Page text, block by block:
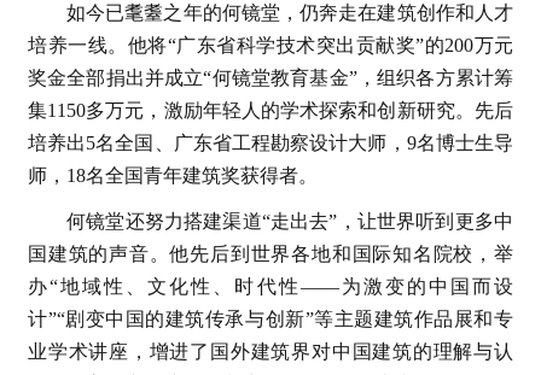
如今已耄耋之年的何镜堂，仍奔走在建筑创作和人才
培养一线。他将“广东省科学技术突出贡献奖”的200万元
奖金全部捐出并成立“何镜堂教育基金”，组织各方累计筹
集1150多万元，激励年轻人的学术探索和创新研究。先后
培养出5名全国、广东省工程勘察设计大师，9名博士生导
师，18名全国青年建筑奖获得者。
何镜堂还努力搭建渠道“走出去”，让世界听到更多中
国建筑的声音。他先后到世界各地和国际知名院校，举
办“地域性、文化性、时代性——为激变的中国而设
计”“剧变中国的建筑传承与创新”等主题建筑作品展和专
业学术讲座，增进了国外建筑界对中国建筑的理解与认